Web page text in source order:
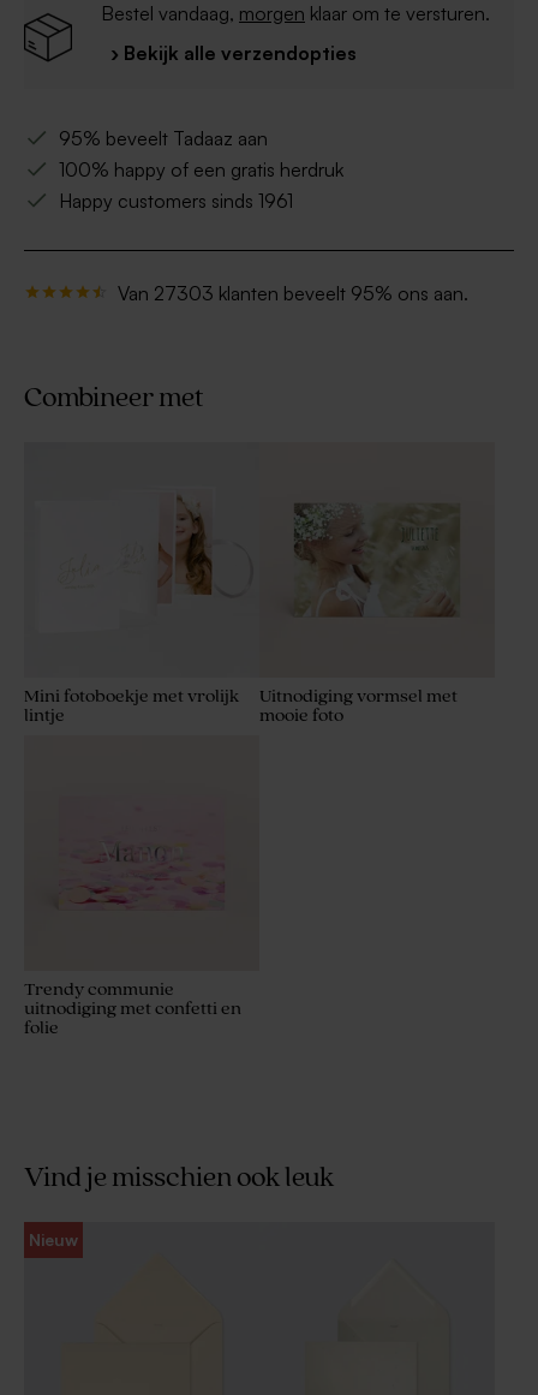
Bestel vandaag, morgen klaar om te versturen.
› Bekijk alle verzendopties
95% beveelt Tadaaz aan
100% happy of een gratis herdruk
Happy customers sinds 1961
Van 27303 klanten beveelt 95% ons aan.
Combineer met
Mini fotoboekje met vrolijk
lintje
Uitnodiging vormsel met
mooie foto
Trendy communie
uitnodiging met confetti en
folie
Vind je misschien ook leuk
Nieuw